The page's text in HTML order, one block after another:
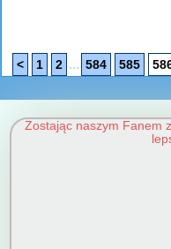
< 1 2 ... 584 585
Zostając naszym Fanem